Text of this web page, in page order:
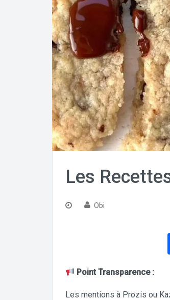
Les
Obi
Point Transparence :
Les mentions à Prozis ou